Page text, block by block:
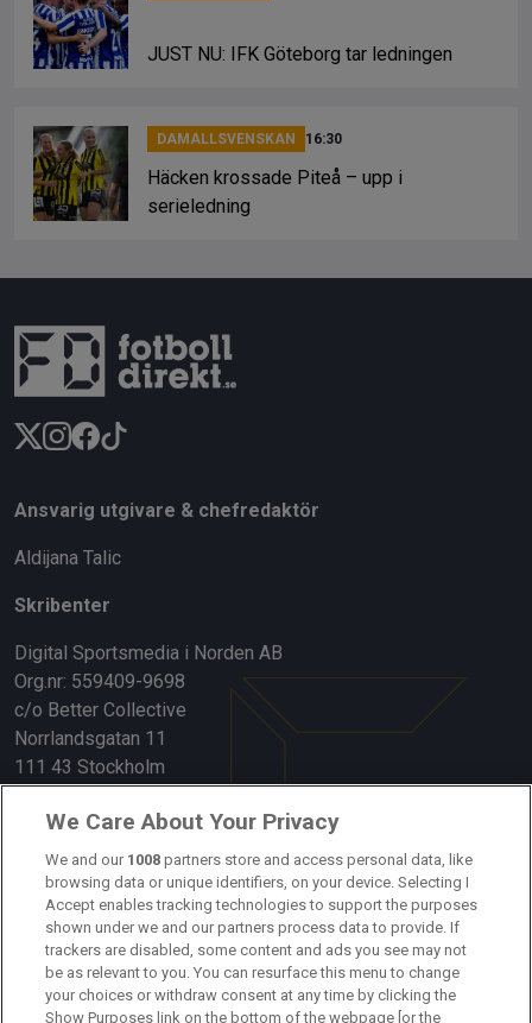
JUST NU: IFK Göteborg tar ledningen
DAMALLSVENSKAN 16:30
Häcken krossade Piteå – upp i
serieledning
Ansvarig utgivare & chefredaktör
Aldijana Talic
Skribenter
Digital Sportsmedia i Norden AB
Org.nr: 559409-9698
c/o Better Collective
Norrlandsgatan 11
111 43 Stockholm
Länkar
Om oss
Kontakta oss
Kundtjänst
Sponsor: Rekatochklart
We Care About Your Privacy
We and our 1008 partners store and access personal data, like
browsing data or unique identifiers, on your device. Selecting I
Accept enables tracking technologies to support the purposes
shown under we and our partners process data to provide. If
trackers are disabled, some content and ads you see may not
be as relevant to you. You can resurface this menu to change
your choices or withdraw consent at any time by clicking the
Show Purposes link on the bottom of the webpage [or the